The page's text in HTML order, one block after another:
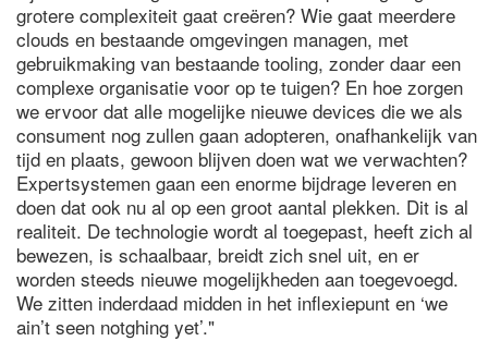
grotere complexiteit gaat creëren? Wie gaat meerdere
clouds en bestaande omgevingen managen, met
gebruikmaking van bestaande tooling, zonder daar een
complexe organisatie voor op te tuigen? En hoe zorgen
we ervoor dat alle mogelijke nieuwe devices die we als
consument nog zullen gaan adopteren, onafhankelijk van
tijd en plaats, gewoon blijven doen wat we verwachten?
Expertsystemen gaan een enorme bijdrage leveren en
doen dat ook nu al op een groot aantal plekken. Dit is al
realiteit. De technologie wordt al toegepast, heeft zich al
bewezen, is schaalbaar, breidt zich snel uit, en er
worden steeds nieuwe mogelijkheden aan toegevoegd.
We zitten inderdaad midden in het inflexiepunt en ‘we
ain’t seen notghing yet’."